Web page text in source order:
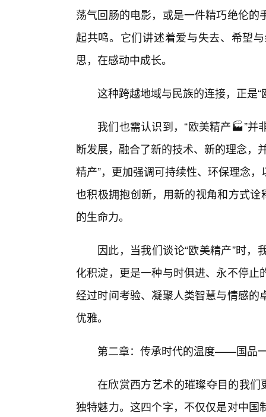
荡气回肠的电影，或是一件精巧绝伦
起共鸣。它们讲述着爱与失去、希望
思，在感动中成长。
这种跨越地域与民族的连接，正是
我们也需认识到，“欧美精产🏭”
断发展，融合了新的技术、新的理念，
精产”，更加强调可持续性、环保理念
也积极拥抱创新，用新的视角和方式
的生命力。
因此，当我们谈论“欧美精产”时
化积淀，更是一种与时俱进、永不停
经过时间考验、凝聚人类智慧与情感
优雅。
第二章：传承时代的温度——国品
在欣赏西方艺术的璀璨夺目的我们
独特魅力。这四个字，不仅仅是对中